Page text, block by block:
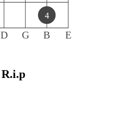
D G B E
4
R.i.p